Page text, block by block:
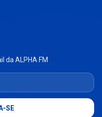
da ALPHA FM
SE